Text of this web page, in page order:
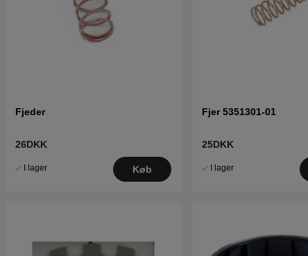
Fjeder
26DKK
I lager Køb
Fjer 5351301-01
25DKK
I lager